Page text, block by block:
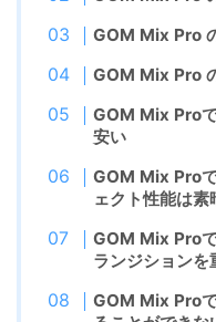
GOM Mix Pro
GOM Mix Pro
GOM Mix Pro
安い
GOM Mix Pro
ェクト性能は素
GOM Mix Pro
ランジションを
GOM Mix Pro